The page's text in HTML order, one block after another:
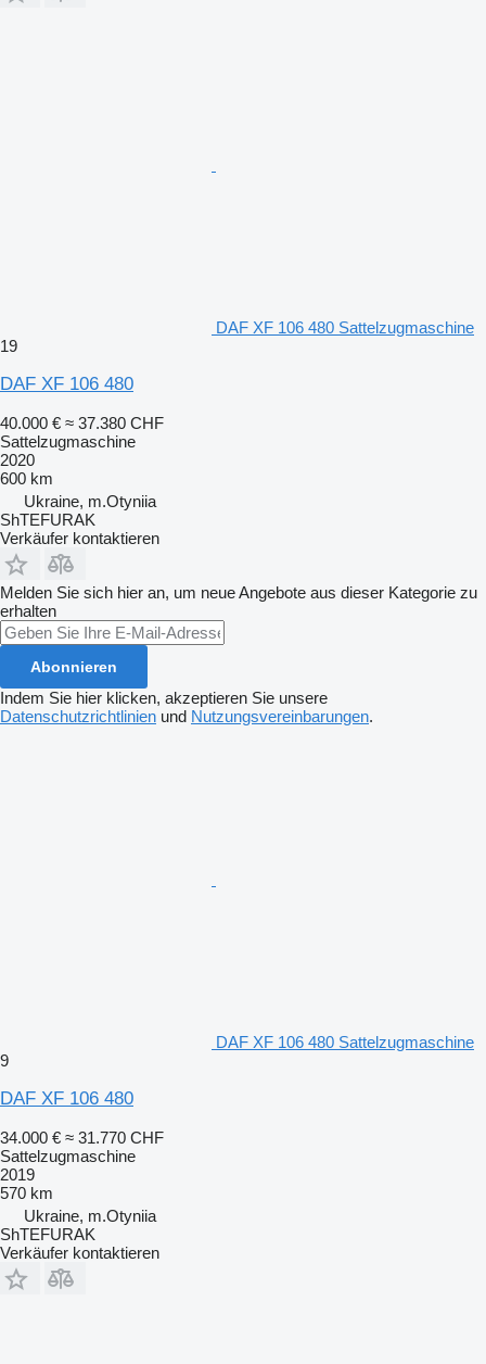
DAF XF 106 480 Sattelzugmaschine
19
DAF XF 106 480
40.000 € ≈ 37.380 CHF
Sattelzugmaschine
2020
600 km
Ukraine, m.Otyniia
ShTEFURAK
Verkäufer kontaktieren
Melden Sie sich hier an, um neue Angebote aus dieser Kategorie zu
erhalten
Abonnieren
Indem Sie hier klicken, akzeptieren Sie unsere
Datenschutzrichtlinien und Nutzungsvereinbarungen.
DAF XF 106 480 Sattelzugmaschine
9
DAF XF 106 480
34.000 € ≈ 31.770 CHF
Sattelzugmaschine
2019
570 km
Ukraine, m.Otyniia
ShTEFURAK
Verkäufer kontaktieren